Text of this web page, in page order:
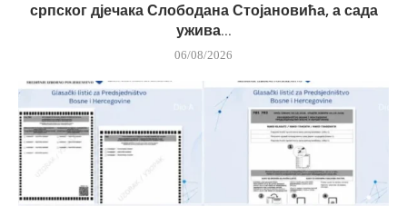
српског дјечака Слободана Стојановића, а сада
ужива...
06/08/2026